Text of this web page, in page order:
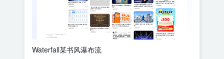
Waterfall某书风瀑布流